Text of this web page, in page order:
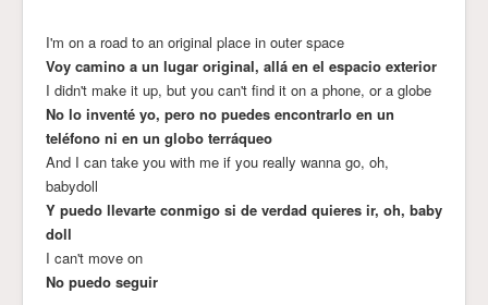
I'm on a road to an original place in outer space
Voy camino a un lugar original, allá en el espacio exterior
I didn't make it up, but you can't find it on a phone, or a globe
No lo inventé yo, pero no puedes encontrarlo en un
teléfono ni en un globo terráqueo
And I can take you with me if you really wanna go, oh,
babydoll
Y puedo llevarte conmigo si de verdad quieres ir, oh, baby
doll
I can't move on
No puedo seguir